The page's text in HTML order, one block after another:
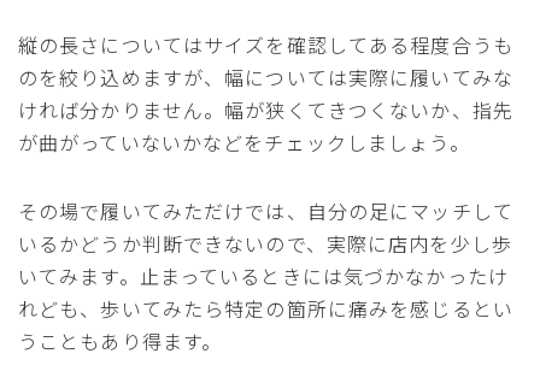
縦の長さについてはサイズを確認してある程度合うも
のを絞り込めますが、幅については実際に履いてみな
ければ分かりません。幅が狭くてきつくないか、指先
が曲がっていないかなどをチェックしましょう。
その場で履いてみただけでは、自分の足にマッチして
いるかどうか判断できないので、実際に店内を少し歩
いてみます。止まっているときには気づかなかったけ
れども、歩いてみたら特定の箇所に痛みを感じるとい
うこともあり得ます。